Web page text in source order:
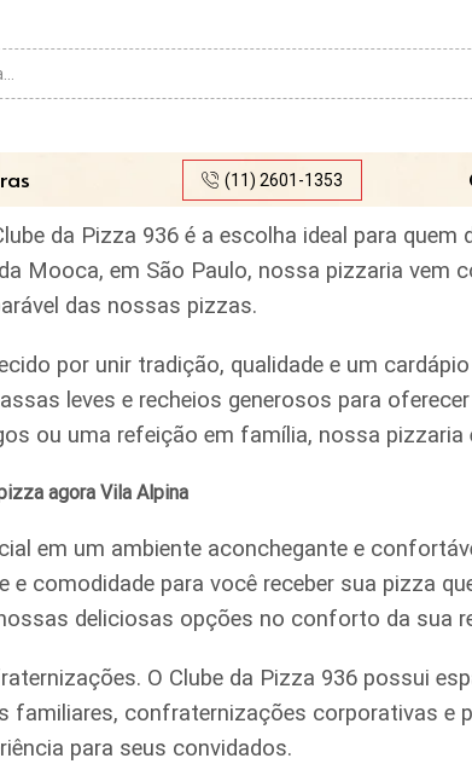
(11) 2601-1353
da Pizza 936 é a escolha ideal para
Mooca, em São Paulo, nossa pizzaria vem
das nossas pizzas.
por unir tradição, qualidade e um
leves e recheios generosos para
ou uma refeição em família, nossa
agora Vila Alpina
em um ambiente aconchegante e
e comodidade para você receber sua pizza
deliciosas opções no conforto da sua
O Clube da Pizza 936 possui
familiares, confraternizações corporativas e
para seus convidados.